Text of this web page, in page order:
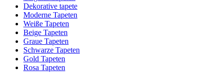
Dekorative tapete
Moderne Tapeten
Weiße Tapeten
Beige Tapeten
Graue Tapeten
Schwarze Tapeten
Gold Tapeten
Rosa Tapeten